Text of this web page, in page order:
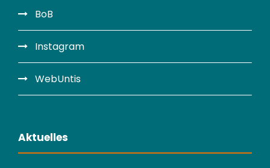
BoB
Instagram
WebUntis
Aktuelles